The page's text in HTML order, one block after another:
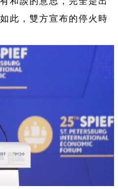
此，雙方宣布的停火時